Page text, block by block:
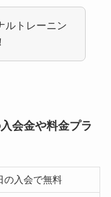
ルトレーニン
会金や料金プラ
入会で無料